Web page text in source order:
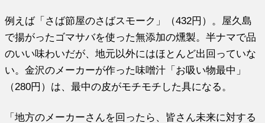
例えば「さば節屋のさばスモーク」（432円）。屋久島
で揚がったゴマサバを使った無添加の燻製。半ナマで品
のいい味わいだが、地元以外にはほとんど出回っていな
い。金沢のメーカーが作った味噌汁「お吸い物最中」
（280円）は、最中の皮がモチモチした具になる。
「地方のメーカーさんを回ったら、皆さん未来に対する